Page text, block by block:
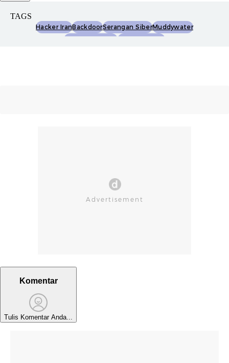
TAGS
Hacker IranBackdoorSerangan SiberMuddywater
Komentar
Tulis Komentar Anda...